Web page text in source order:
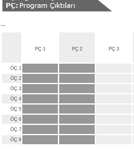
--
PÇ 1 PÇ 2 PÇ 3
ÖÇ 1
ÖÇ 2
ÖÇ 3
ÖÇ 4
ÖÇ 5
ÖÇ 6
ÖÇ 7
ÖÇ 8